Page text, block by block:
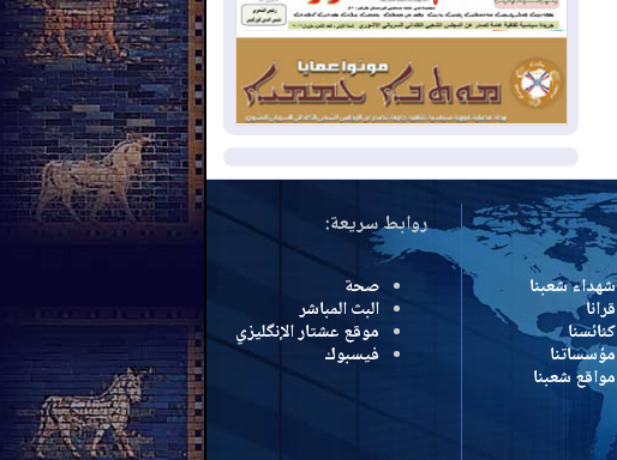
الموظفين حتى نهاية أغسطس لاستلام
بطاقاتهم المصرفية
2026-08-02دمشق وعمّان تحذران بغداد:
أي هجوم من أراضي العراق سيواجه برد
المزيد
شهداء شعبنا
قرانا
كنائسنا
مؤسساتنا
مواقع شعبنا
روابط سريعة:
صحة
البث المباشر
موقع عشتار الإنگليزي
فيسبوك